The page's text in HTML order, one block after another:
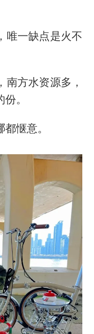
唯一缺点是火不
方水资源多，
。
惬意。